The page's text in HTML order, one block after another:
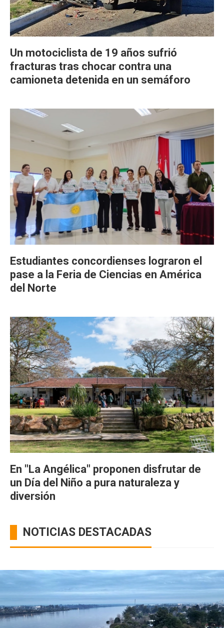
Un motociclista de 19 años sufrió
fracturas tras chocar contra una
camioneta detenida en un semáforo
Estudiantes concordienses lograron el
pase a la Feria de Ciencias en América
del Norte
En "La Angélica" proponen disfrutar de
un Día del Niño a pura naturaleza y
diversión
NOTICIAS DESTACADAS